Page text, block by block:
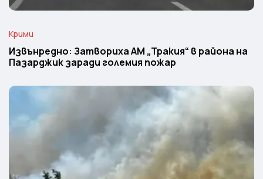
Крими
Извънредно: Затвориха АМ „Тракия“ в района на
Пазарджик заради големия пожар